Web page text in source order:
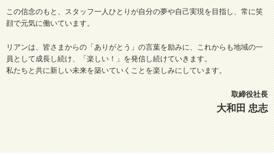
この信念のもと、スタッフ一人ひとりが自分の夢や自己実現を目指し、常に笑
顔で元気に働いています。
リアンは、皆さまからの「ありがとう」の言葉を励みに、これからも地域の一
員として成長し続け、「楽しい！」を発信し続けていきます。
私たちと共に新しい未来を築いていくことを楽しみにしています。
取締役社長
大和田 忠志